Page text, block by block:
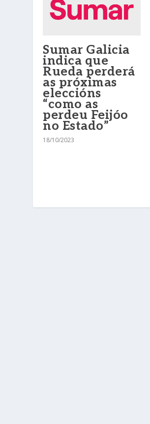
Sumar Galicia
indica que
Rueda perderá
as próximas
eleccións
“como as
perdeu Feijóo
no Estado”
18/10/2023